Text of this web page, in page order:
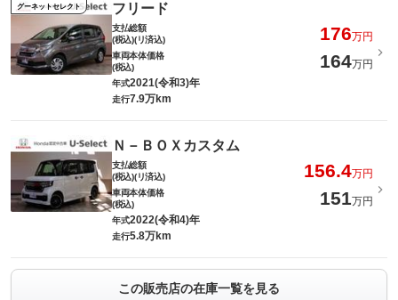
グーネットセレクト フリード
支払総額
(税込)(リ済込)
176万円
車両本体価格
(税込)
164万円
年式2021(令和3)年
走行7.9万km
Ｎ－ＢＯＸカスタム
支払総額
(税込)(リ済込)
156.4万円
車両本体価格
(税込)
151万円
年式2022(令和4)年
走行5.8万km
この販売店の在庫一覧を見る